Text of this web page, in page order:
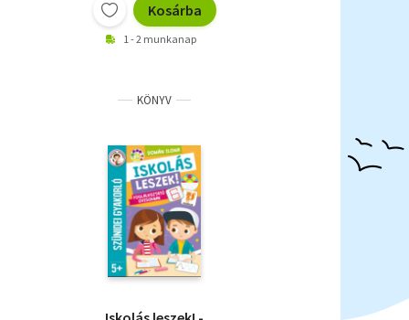
Kosárba
1 - 2 munkanap
KÖNYV